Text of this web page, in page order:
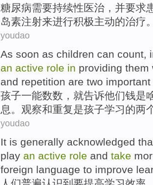
糖尿病需要持续性医治 ， 并要求
岛素注射来进行积极主动的治疗
youdao
As soon as children can count,
an active role in providing them
and repetition are two important
孩子一能数数 ，就告诉他们钱是
息。 观察和重复是孩子学习的两
youdao
It is generally acknowledged
play an active role and take
foreign language to improve